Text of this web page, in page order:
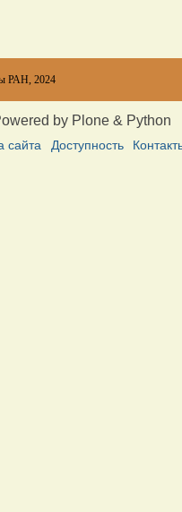
РАН, 2024
by Plone & Python
сайта Доступность